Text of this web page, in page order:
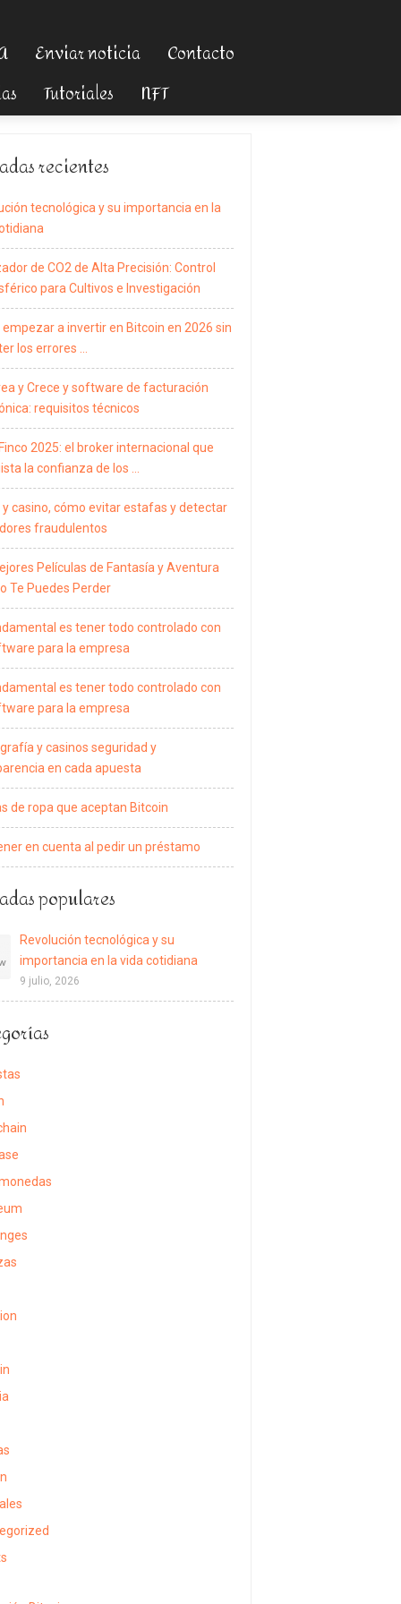
Enviar noticia
Contacto
Tutoriales NFT
recientes
tecnológica y su importancia en la
de CO2 de Alta Precisión: Control
para Cultivos e Investigación
empezar a invertir en Bitcoin en 2026 sin
los errores …
y Crece y software de facturación
requisitos técnicos
Finco 2025: el broker internacional que
la confianza de los …
y casino, cómo evitar estafas y detectar
fraudulentos
Películas de Fantasía y Aventura
Te Puedes Perder
es tener todo controlado con
para la empresa
es tener todo controlado con
para la empresa
y casinos seguridad y
en cada apuesta
de ropa que aceptan Bitcoin
en cuenta al pedir un préstamo
populares
Revolución tecnológica y su
importancia en la vida cotidiana
9 julio, 2026